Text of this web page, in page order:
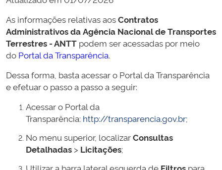
As informações relativas aosContratos
Administrativos daAgência Nacional de Transportes
Terrestres - ANTT podem ser acessadas por meio
do Portal da Transparência.
Dessa forma, basta acessar o Portal da Transparência
e efetuar o passo a passo a seguir:
Acessar o Portal da
Transparência: http://transparencia.gov.br;
No menu superior, localizarConsultas
Detalhadas > Licitações;